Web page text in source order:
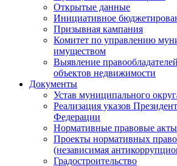
Открытые данные
Инициативное
Призывная кампания
Комитет по управлению
имуществом
Выявление
объектов недвижимости
Документы
Устав муниципального
Реализация указов
Федерации
Нормативные правовые акты
Проекты нормативных
(независимая
Градостроительство